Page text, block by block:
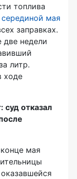
топлива
серединой мая
заправках.
две недели
литр.
ходе
суд отказал
мая